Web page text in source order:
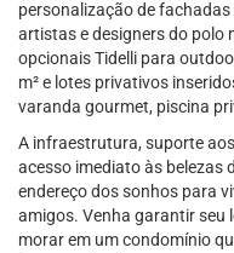
personalização de
artistas e designers do polo
opcionais Tidelli para
m² e lotes privativos
varanda gourmet, piscina
A infraestrutura, suporte
acesso imediato às belezas
endereço dos sonhos para
amigos. Venha garantir seu
morar em um condomínio